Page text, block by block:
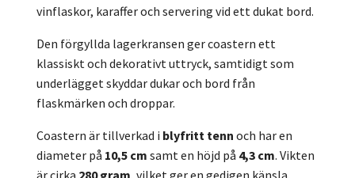
vinflaskor, karaffer och servering vid ett dukat bord.
Den förgyllda lagerkransen ger coastern ett
klassiskt och dekorativt uttryck, samtidigt som
underlägget skyddar dukar och bord från
flaskmärken och droppar.
Coastern är tillverkad i blyfritt tenn och har en
diameter på 10,5 cm samt en höjd på 4,3 cm. Vikten
är cirka 280 gram, vilket ger en gedigen känsla.